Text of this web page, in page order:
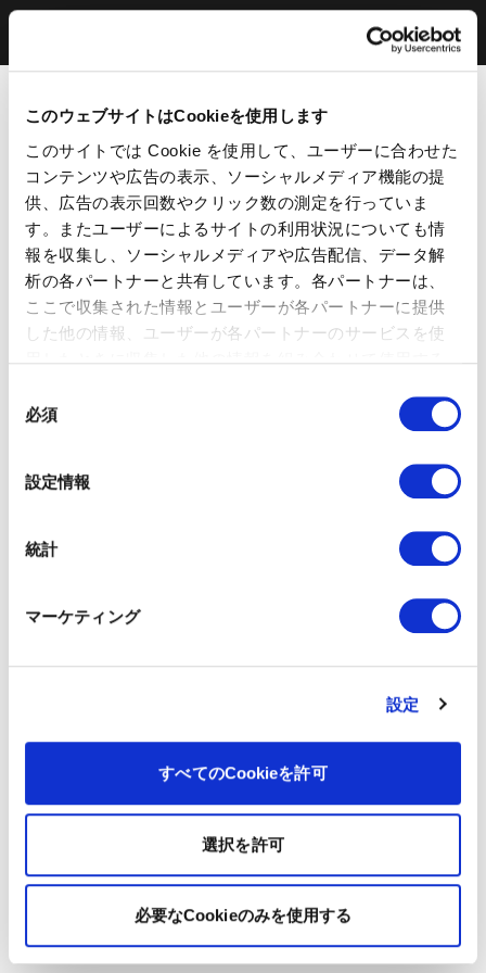
このウェブサイトはCookieを使用します
このサイトでは Cookie を使用して、ユーザーに合わせた
コンテンツや広告の表示、ソーシャルメディア機能の提
供、広告の表示回数やクリック数の測定を行っていま
す。またユーザーによるサイトの利用状況についても情
報を収集し、ソーシャルメディアや広告配信、データ解
析の各パートナーと共有しています。各パートナーは、
ここで収集された情報とユーザーが各パートナーに提供
した他の情報、ユーザーが各パートナーのサービスを使
ッキーに同意したことになります。
必須
設定情報
統計
マーケティング
設定
すべてのCookieを許可
選択を許可
必要なCookieのみを使用する